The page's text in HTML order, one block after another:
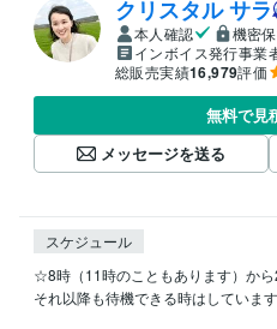
クリスタル サラ
本人確認
機密
インボイス発行事業
総販売実績16,979評価
無料で見
メッセージを送る
スケジュール
☆8時（11時のこともあります）か
それ以降も待機できる時はしていま